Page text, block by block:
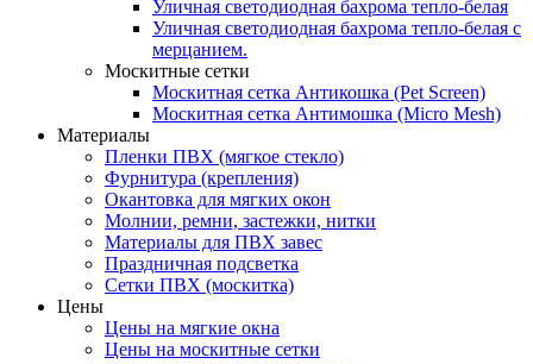
Уличная светодиодная бахрома тепло-белая
Уличная светодиодная бахрома тепло-белая с
мерцанием.
Москитные сетки
Москитная сетка Антикошка (Pet Screen)
Москитная сетка Антимошка (Micro Mesh)
Материалы
Пленки ПВХ (мягкое стекло)
Фурнитура (крепления)
Окантовка для мягких окон
Молнии, ремни, застежки, нитки
Материалы для ПВХ завес
Праздничная подсветка
Сетки ПВХ (москитка)
Цены
Цены на мягкие окна
Цены на москитные сетки